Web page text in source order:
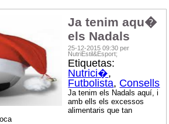
Ja tenim aqu�
els Nadals
25-12-2015 09:30 per
NutriEstil&Esport;
Etiquetas:
Nutrici�,
Futbolista, Consells
Ja tenim els Nadals aquí, i
amb ells els excessos
alimentaris que tan